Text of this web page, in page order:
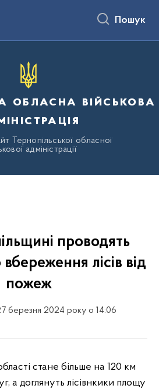
Пошук
обласна військова
Тернопільської обласної
адміністрації
проводять
лісів від
пожеж
березня 2024 року о 14:06
стане більше на 120 км
а доглянуть лісівнкики площу